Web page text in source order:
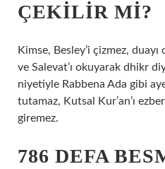
ÇEKILIR MI?
Kimse, Besley’i çizmez,
ve Salevat’ı okuyarak dhikr
niyetiyle Rabbena Ada gibi
tutamaz, Kutsal Kur’an’ı
giremez.
786 DEFA